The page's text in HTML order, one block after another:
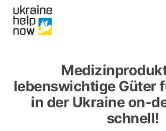
lebenswichtige Güter
in der Ukraine on-
schnell!